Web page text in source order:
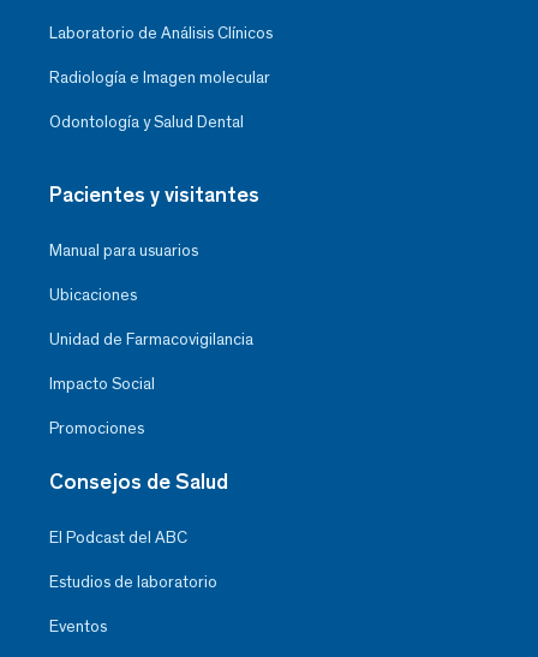
Laboratorio de Análisis Clínicos
Radiología e Imagen molecular
Odontología y Salud Dental
Pacientes y visitantes
Manual para usuarios
Ubicaciones
Unidad de Farmacovigilancia
Impacto Social
Promociones
Consejos de Salud
El Podcast del ABC
Estudios de laboratorio
Eventos